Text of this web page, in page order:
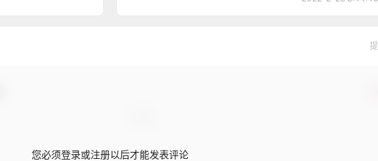
您必须登录或注册以后才能发表评论